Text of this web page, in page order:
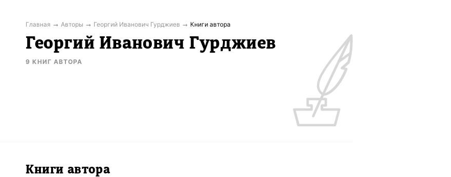
Главная Авторы Георгий Иванович Гурджиев Книги автора
Георгий Иванович Гурджиев
9 КНИГ АВТОРА
Книги автора